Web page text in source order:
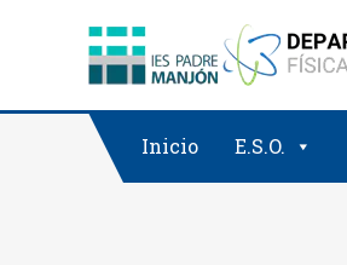
Inicio E.S.O.